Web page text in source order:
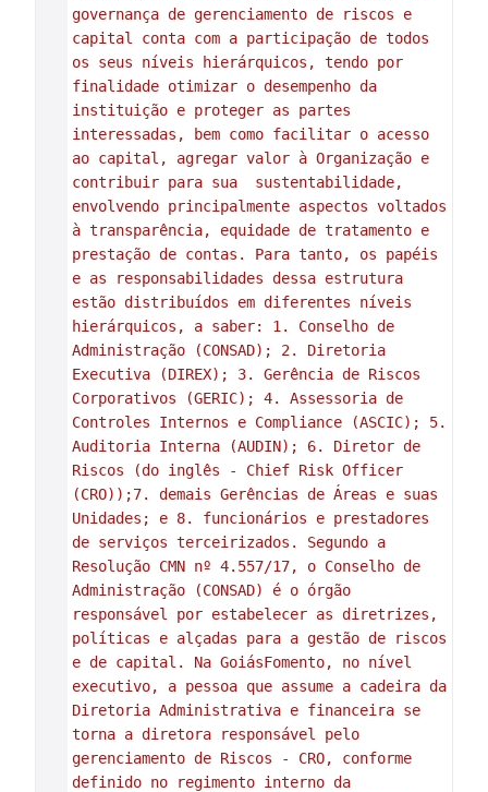
governança de gerenciamento de riscos e
capital conta com a participação de todos
os seus níveis hierárquicos, tendo por
finalidade otimizar o desempenho da
instituição e proteger as partes
interessadas, bem como facilitar o acesso
ao capital, agregar valor à Organização e
contribuir para sua  sustentabilidade,
envolvendo principalmente aspectos voltados
à transparência, equidade de tratamento e
prestação de contas. Para tanto, os papéis
e as responsabilidades dessa estrutura
estão distribuídos em diferentes níveis
hierárquicos, a saber: 1. Conselho de
Administração (CONSAD); 2. Diretoria
Executiva (DIREX); 3. Gerência de Riscos
Corporativos (GERIC); 4. Assessoria de
Controles Internos e Compliance (ASCIC); 5.
Auditoria Interna (AUDIN); 6. Diretor de
Riscos (do inglês - Chief Risk Officer
(CRO));7. demais Gerências de Áreas e suas
Unidades; e 8. funcionários e prestadores
de serviços terceirizados. Segundo a
Resolução CMN nº 4.557/17, o Conselho de
Administração (CONSAD) é o órgão
responsável por estabelecer as diretrizes,
políticas e alçadas para a gestão de riscos
e de capital. Na GoiásFomento, no nível
executivo, a pessoa que assume a cadeira da
Diretoria Administrativa e financeira se
torna a diretora responsável pelo
gerenciamento de Riscos - CRO, conforme
definido no regimento interno da